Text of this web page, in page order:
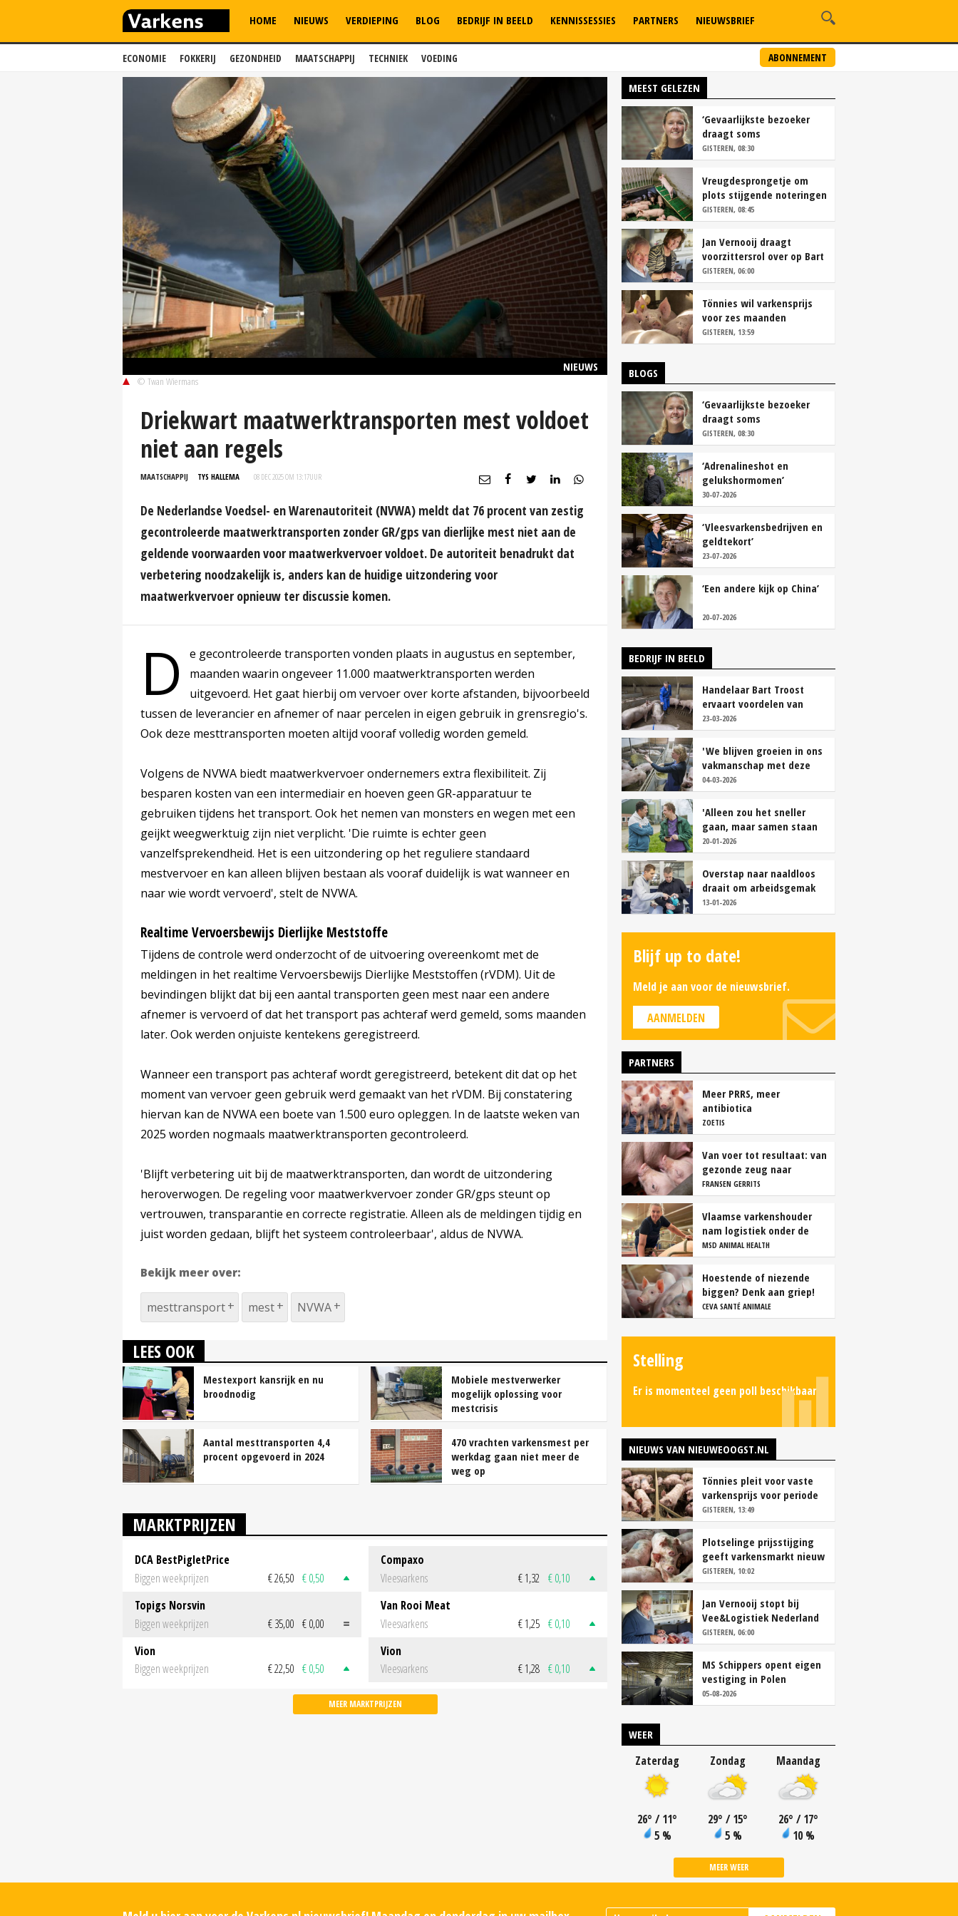
ECONOMIE FOKKERIJ GEZONDHEID MAATSCHAPPIJ TECHNIEK VOEDING ABONNEMENT
HOME NIEUWS VERDIEPING BLOG BEDRIJF IN BEELD KENNISSESSIES PARTNERS NIEUWSBRIEF
NIEUWS
© Twan Wiermans
Driekwart maatwerktransporten mest voldoet
niet aan regels
MAATSCHAPPIJ TYS HALLEMA 08 DEC 2025 OM 13:17UUR
De Nederlandse Voedsel- en Warenautoriteit (NVWA) meldt dat 76 procent van zestig
gecontroleerde maatwerktransporten zonder GR/gps van dierlijke mest niet aan de
geldende voorwaarden voor maatwerkvervoer voldoet. De autoriteit benadrukt dat
verbetering noodzakelijk is, anders kan de huidige uitzondering voor
maatwerkvervoer opnieuw ter discussie komen.
D
e gecontroleerde transporten vonden plaats in augustus en september,
maanden waarin ongeveer 11.000 maatwerktransporten werden
uitgevoerd. Het gaat hierbij om vervoer over korte afstanden, bijvoorbeeld
tussen de leverancier en afnemer of naar percelen in eigen gebruik in grensregio's.
Ook deze mesttransporten moeten altijd vooraf volledig worden gemeld.
Volgens de NVWA biedt maatwerkvervoer ondernemers extra flexibiliteit. Zij
besparen kosten van een intermediair en hoeven geen GR-apparatuur te
gebruiken tijdens het transport. Ook het nemen van monsters en wegen met een
geijkt weegwerktuig zijn niet verplicht. 'Die ruimte is echter geen
vanzelfsprekendheid. Het is een uitzondering op het reguliere standaard
mestvervoer en kan alleen blijven bestaan als vooraf duidelijk is wat wanneer en
naar wie wordt vervoerd', stelt de NVWA.
Realtime Vervoersbewijs Dierlijke Meststoffe
Tijdens de controle werd onderzocht of de uitvoering overeenkomt met de
meldingen in het realtime Vervoersbewijs Dierlijke Meststoffen (rVDM). Uit de
bevindingen blijkt dat bij een aantal transporten geen mest naar een andere
afnemer is vervoerd of dat het transport pas achteraf werd gemeld, soms maanden
later. Ook werden onjuiste kentekens geregistreerd.
Wanneer een transport pas achteraf wordt geregistreerd, betekent dit dat op het
moment van vervoer geen gebruik werd gemaakt van het rVDM. Bij constatering
hiervan kan de NVWA een boete van 1.500 euro opleggen. In de laatste weken van
2025 worden nogmaals maatwerktransporten gecontroleerd.
'Blijft verbetering uit bij de maatwerktransporten, dan wordt de uitzondering
heroverwogen. De regeling voor maatwerkvervoer zonder GR/gps steunt op
vertrouwen, transparantie en correcte registratie. Alleen als de meldingen tijdig en
juist worden gedaan, blijft het systeem controleerbaar', aldus de NVWA.
Bekijk meer over:
mesttransport mest NVWA
LEES OOK
Mestexport kansrijk en nu
broodnodig
Mobiele mestverwerker
mogelijk oplossing voor
mestcrisis
Aantal mesttransporten 4,4
procent opgevoerd in 2024
470 vrachten varkensmest per
werkdag gaan niet meer de
weg op
MARKTPRIJZEN
DCA BestPigletPrice
Biggen weekprijzen
€ 26,50 € 0,50
Topigs Norsvin
Biggen weekprijzen
€ 35,00 € 0,00
Vion
Biggen weekprijzen
€ 22,50 € 0,50
Compaxo
Vleesvarkens
€ 1,32 € 0,10
Van Rooi Meat
Vleesvarkens
€ 1,25 € 0,10
Vion
Vleesvarkens
€ 1,28 € 0,10
MEER MARKTPRIJZEN
MEEST GELEZEN
‘Gevaarlijkste bezoeker
draagt soms
overschoenen’
GISTEREN, 08:30
Vreugdesprongetje om
plots stijgende noteringen
GISTEREN, 08:45
Jan Vernooij draagt
voorzittersrol over op Bart
Camps
GISTEREN, 06:00
Tönnies wil varkensprijs
voor zes maanden
vastleggen
GISTEREN, 13:59
BLOGS
‘Gevaarlijkste bezoeker
draagt soms
overschoenen’
GISTEREN, 08:30
‘Adrenalineshot en
gelukshormomen’
30-07-2026
‘Vleesvarkensbedrijven en
geldtekort’
23-07-2026
‘Een andere kijk op China’
20-07-2026
BEDRIJF IN BEELD
Handelaar Bart Troost
ervaart voordelen van
coöperatieve voerfusie
23-03-2026
'We blijven groeien in ons
vakmanschap met deze
teamaanpak'
04-03-2026
'Alleen zou het sneller
gaan, maar samen staan
we stukken sterker'
20-01-2026
Overstap naar naaldloos
draait om arbeidsgemak
en diervriendelijkheid
13-01-2026
Blijf up to date!
Meld je aan voor de nieuwsbrief.
AANMELDEN
PARTNERS
Meer PRRS, meer
antibiotica
ZOETIS
Van voer tot resultaat: van
gezonde zeug naar
succesvolle biggen
FRANSEN GERRITS
Vlaamse varkenshouder
nam logistiek onder de
loep en spaart personeel
MSD ANIMAL HEALTH
Hoestende of niezende
biggen? Denk aan griep!
CEVA SANTÉ ANIMALE
Stelling
Er is momenteel geen poll beschikbaar.
NIEUWS VAN NIEUWEOOGST.NL
Tönnies pleit voor vaste
varkensprijs voor periode
van zes maanden
GISTEREN, 13:49
Plotselinge prijsstijging
geeft varkensmarkt nieuw
perspectief
GISTEREN, 10:02
Jan Vernooij stopt bij
Vee&Logistiek Nederland
GISTEREN, 06:00
MS Schippers opent eigen
vestiging in Polen
05-08-2026
WEER
Zaterdag
26° / 11°
5 %
Zondag
29° / 15°
5 %
Maandag
26° / 17°
10 %
MEER WEER